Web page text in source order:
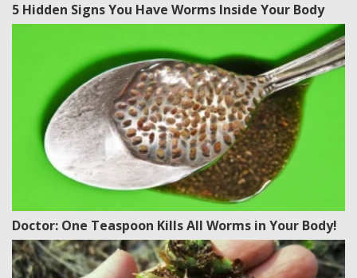
5 Hidden Signs You Have Worms Inside Your Body
Doctor: One Teaspoon Kills All Worms in Your Body!